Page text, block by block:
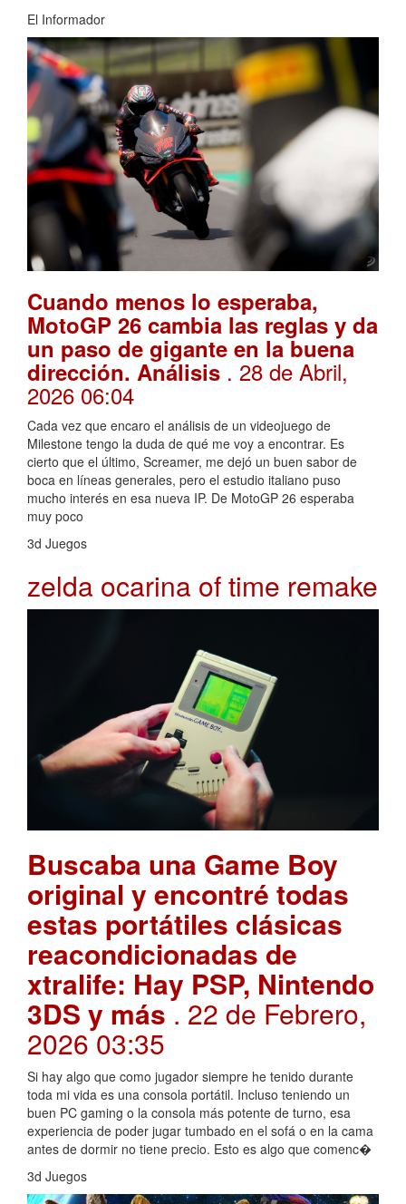
El Informador
Cuando menos lo esperaba,
MotoGP 26 cambia las reglas y da
un paso de gigante en la buena
dirección. Análisis . 28 de Abril,
2026 06:04
Cada vez que encaro el análisis de un videojuego de
Milestone tengo la duda de qué me voy a encontrar. Es
cierto que el último, Screamer, me dejó un buen sabor de
boca en líneas generales, pero el estudio italiano puso
mucho interés en esa nueva IP. De MotoGP 26 esperaba
muy poco
3d Juegos
zelda ocarina of time remake
Buscaba una Game Boy
original y encontré todas
estas portátiles clásicas
reacondicionadas de
xtralife: Hay PSP, Nintendo
3DS y más. 22 de Febrero,
2026 03:35
Si hay algo que como jugador siempre he tenido durante
toda mi vida es una consola portátil. Incluso teniendo un
buen PC gaming o la consola más potente de turno, esa
experiencia de poder jugar tumbado en el sofá o en la cama
antes de dormir no tiene precio. Esto es algo que comenc�
3d Juegos